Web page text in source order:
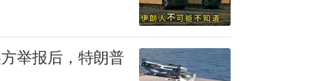
举报后，特朗普